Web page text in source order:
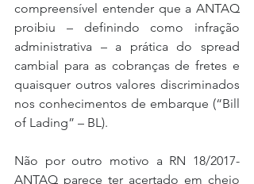
compreensível entender que a ANTAQ
proibiu – definindo como infração
administrativa – a prática do spread
cambial para as cobranças de fretes e
quaisquer outros valores discriminados
nos conhecimentos de embarque (“Bill
of Lading” – BL).
Não por outro motivo a RN 18/2017-
ANTAQ parece ter acertado em cheio